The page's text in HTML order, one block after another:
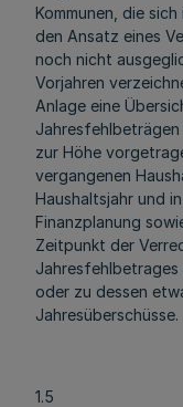
Kommunen, die
den Ansatz eines
noch nicht
Vorjahren
Anlage eine
zur Höhe
vergangenen
Haushaltsjahr und
Finanzplanung
Zeitpunkt der
Jahresfehlbetrages
oder zu dessen
Jahresüberschüsse.
1.5